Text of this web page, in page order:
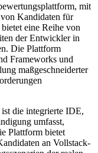
mit
von Kandidaten für
eine Reihe von
der Entwickler in
Die Plattform
Frameworks und
maßgeschneiderter
die integrierte IDE,
umfasst,
Plattform bietet
an Vollstack-